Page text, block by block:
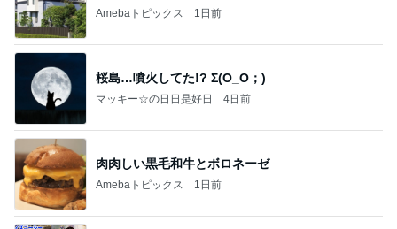
Amebaトピックス 1日前
桜島…噴火してた!? Σ(O_O；)
マッキー☆の日日是好日 4日前
肉肉しい黒毛和牛とボロネーゼ
Amebaトピックス 1日前